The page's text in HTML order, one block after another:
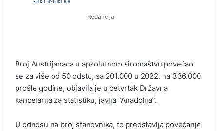
Redakcija
Broj Austrijanaca u apsolutnom siromaštvu povećao
se za više od 50 odsto, sa 201.000 u 2022. na 336.000
prošle godine, objavila je u četvrtak Državna
kancelarija za statistiku, javlja “Anadolija”.
U odnosu na broj stanovnika, to predstavlja povećanje